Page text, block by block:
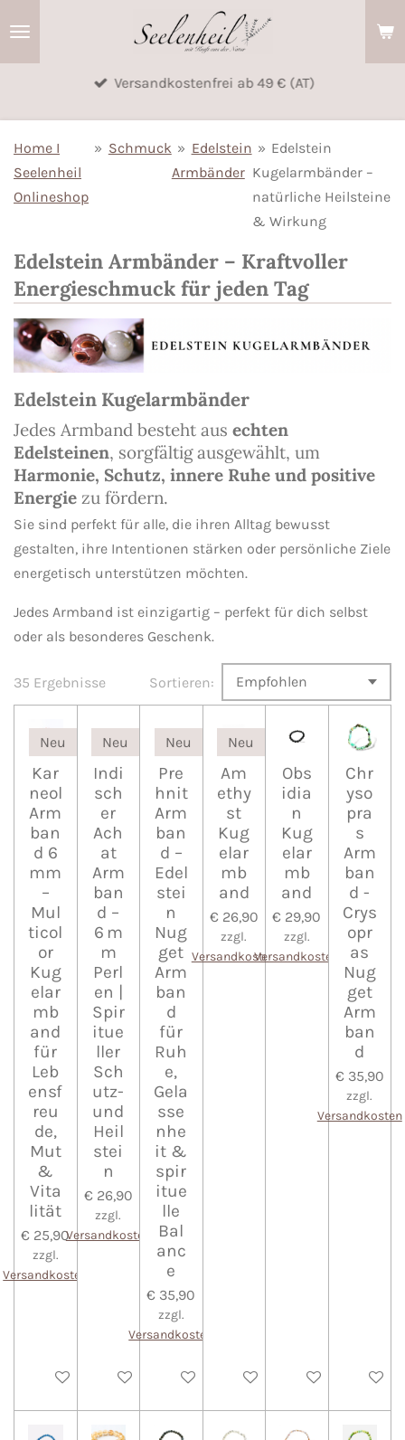
Versandkostenfrei ab 49 € (AT)
Home I
Seelenheil
Onlineshop
» Schmuck » Edelstein
Armbänder
» Edelstein
Kugelarmbänder –
natürliche Heilsteine
& Wirkung
Edelstein Armbänder – Kraftvoller
Energieschmuck für jeden Tag
Edelstein Kugelarmbänder
Jedes Armband besteht aus echten
Edelsteinen, sorgfältig ausgewählt, um
Harmonie, Schutz, innere Ruhe und positive
Energie zu fördern.
Sie sind perfekt für alle, die ihren Alltag bewusst
gestalten, ihre Intentionen stärken oder persönliche Ziele
energetisch unterstützen möchten.
Jedes Armband ist einzigartig – perfekt für dich selbst
oder als besonderes Geschenk.
35 Ergebnisse Sortieren:
Neu
Kar
neol
Arm
ban
d 6
mm
–
Mul
ticol
or
Kug
elar
mb
and
für
Leb
ensf
reu
de,
Mut
&
Vita
lität
€ 25,90
zzgl.
Versandkosten
In den Warenkorb
Neu
Indi
sch
er
Ach
at
Arm
ban
d –
6 m
m
Perl
en |
Spir
itue
ller
Sch
utz-
und
Heil
stei
n
€ 26,90
zzgl.
Versandkosten
In den Warenkorb
Neu
Pre
hnit
Arm
ban
d –
Edel
stei
n
Nug
get
Arm
ban
d
für
Ruh
e,
Gela
sse
nhe
it &
spir
itue
lle
Bal
anc
e
€ 35,90
zzgl.
Versandkosten
In den Warenkorb
Neu
Am
ethy
st
Kug
elar
mb
and
€ 26,90
zzgl.
Versandkosten
In den Warenkorb
Obs
idia
n
Kug
elar
mb
and
€ 29,90
zzgl.
Versandkosten
In den Warenkorb
Chr
yso
pra
s
Arm
ban
d -
Crys
opr
as
Nug
get
Arm
ban
d
€ 35,90
zzgl.
Versandkosten
In den